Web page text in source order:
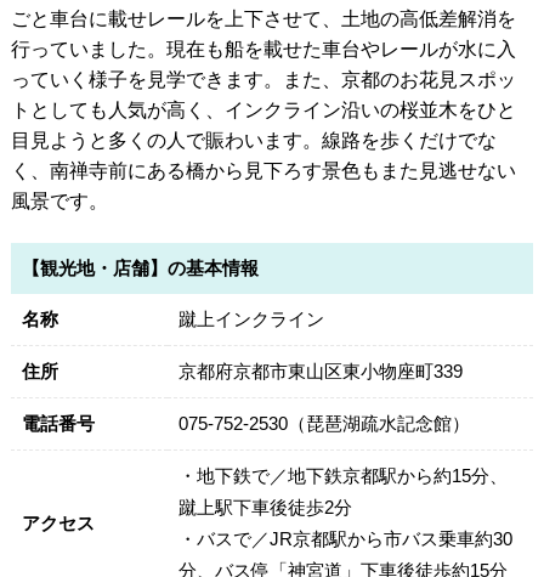
ごと車台に載せレールを上下させて、土地の高低差解消を
行っていました。現在も船を載せた車台やレールが水に入
っていく様子を見学できます。また、京都のお花見スポッ
トとしても人気が高く、インクライン沿いの桜並木をひと
目見ようと多くの人で賑わいます。線路を歩くだけでな
く、南禅寺前にある橋から見下ろす景色もまた見逃せない
風景です。
【観光地・店舗】の基本情報
名称 蹴上インクライン
住所 京都府京都市東山区東小物座町339
電話番号 075-752-2530（琵琶湖疏水記念館）
アクセス
・地下鉄で／地下鉄京都駅から約15分、
蹴上駅下車後徒歩2分
・バスで／JR京都駅から市バス乗車約30
分、バス停「神宮道」下車後徒歩約15分